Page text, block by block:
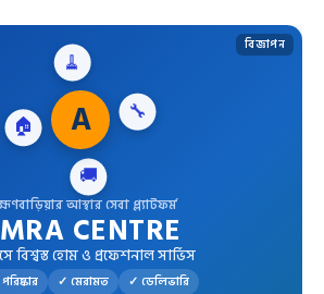
বিজ্ঞাপন
🧹
🔧
🚚
A
আস্থার সেবা প্ল্যাটফর্ম
CENTRE
বিশ্বস্ত হোম ও প্রফেশনাল সার্ভিস
✓ মেরামত ✓ ডেলিভারি